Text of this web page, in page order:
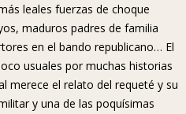
leales fuerzas de choque
maduros padres de familia
en el bando republicano… El
usuales por muchas historias
merece el relato del requeté y su
y una de las poquísimas